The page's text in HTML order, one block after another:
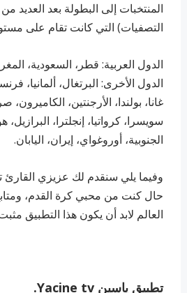
المنتخبات إلى البطولة بعد العديد
التصفيات) التي كانت تقام على
الدول العربية: قطر، السعودية،
الدول الأخرى: البرتغال، ألمانيا،
غانا، بولندا، الأرجنتين، الكاميرون،
سويسرا، كرواتيا، إنجلترا، البرازيل،
الجنوبية، أوروغواي، إيران، اليابان.
وفيما يلي سنقدم لك عزيزي القارئ
حال كنت من محبي كرة القدم،
العالم لابد أن يكون هذا التطبيق
تطبيق ياسين Yacine tv.